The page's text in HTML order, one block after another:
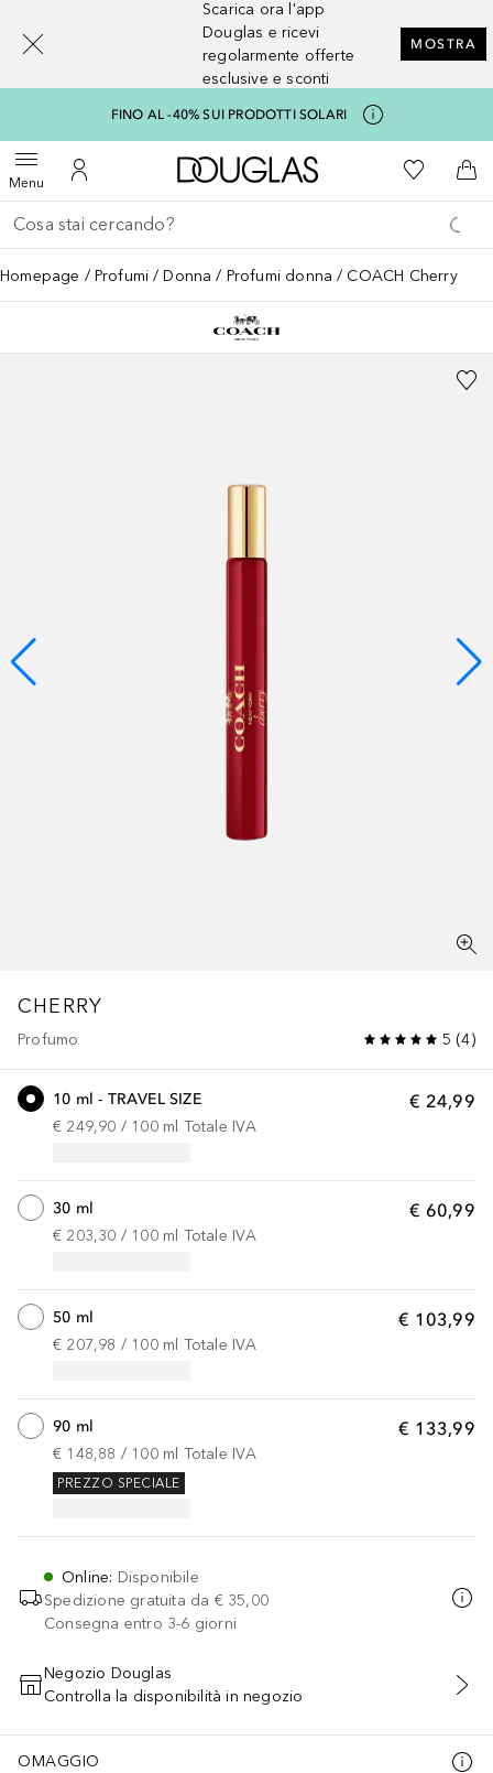
Scarica ora l'app
Douglas e ricevi
regolarmente offerte
esclusive e sconti
MOSTRA
FINO AL -40% SUI PRODOTTI SOLARI
MenuApri menuAl Mio Account
A Douglas HomeAlla Mia
Al
Torna indietro
Esegui ricerca
Homepage Profumi Donna Profumi donna COACH Cherry
CHERRY
Profumo 5 (4)
€ 24,99
10 ml - TRAVEL SIZE
€ 249,90 / 100 ml Totale IVA
€ 60,99
30 ml
€ 203,30 / 100 ml Totale IVA
€ 103,99
50 ml
€ 207,98 / 100 ml Totale IVA
€ 133,99
90 ml
€ 148,88 / 100 ml Totale IVA
PREZZO SPECIALE
Online: Disponibile
Spedizione gratuita da € 35,00
Consegna entro 3-6 giorni
AGGIUNGI AL CARRELLO
Negozio Douglas
Controlla la disponibilità in negozio
OMAGGIO
[navigation.slideout.screenreader]